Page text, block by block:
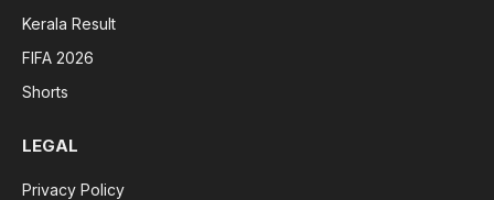
Kerala Result
FIFA 2026
Shorts
LEGAL
Privacy Policy